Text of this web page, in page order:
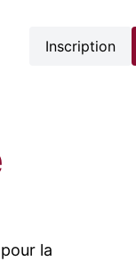
Inscription
la